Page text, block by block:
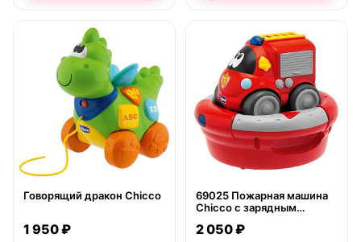
нет в продаже
Говорящий дракон Chicco
1 950 ₽
нет в продаже
69025 Пожарная машина
Chicco с зарядным
2 050 ₽